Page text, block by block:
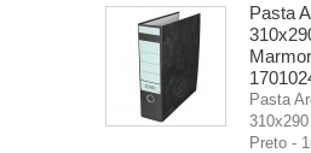
Pasta
Pasta
Preto -